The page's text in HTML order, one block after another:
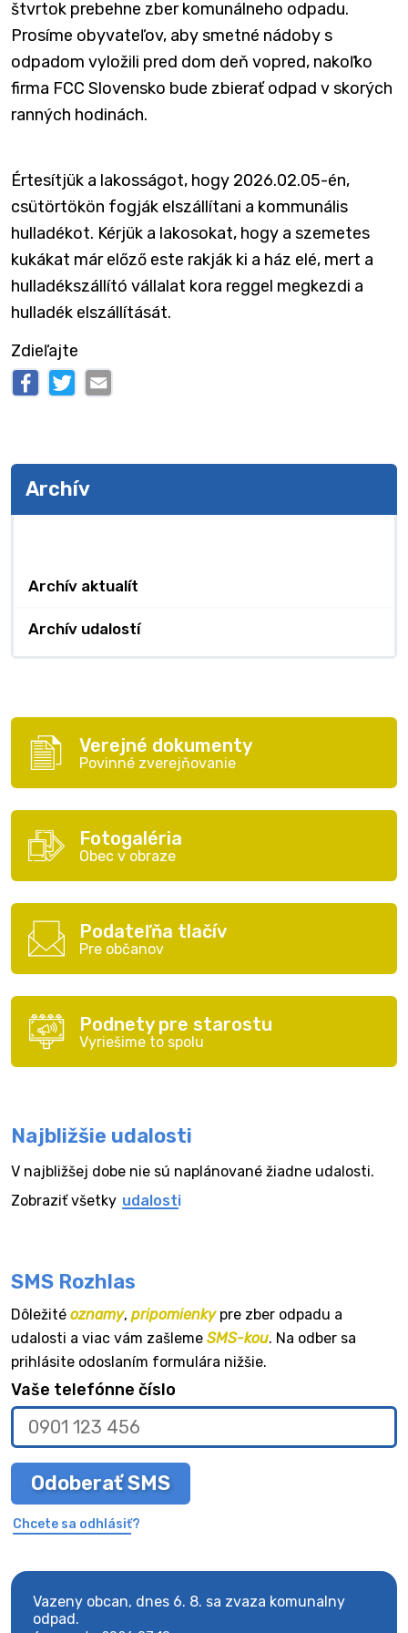
štvrtok prebehne zber komunálneho odpadu.
Prosíme obyvateľov, aby smetné nádoby s
odpadom vyložili pred dom deň vopred, nakoľko
firma FCC Slovensko bude zbierať odpad v skorých
ranných hodinách.
Értesítjük a lakosságot, hogy 2026.02.05-én,
csütörtökön fogják elszállítani a kommunális
hulladékot. Kérjük a lakosokat, hogy a szemetes
kukákat már előző este rakják ki a ház elé, mert a
hulladékszállító vállalat kora reggel megkezdi a
hulladék elszállítását.
Zdieľajte
Archív
Archív aktualít
Archív udalostí
Verejné dokumenty
Povinné zverejňovanie
Fotogaléria
Obec v obraze
Podateľňa tlačív
Pre občanov
Podnety pre starostu
Vyriešime to spolu
Najbližšie udalosti
V najbližšej dobe nie sú naplánované žiadne udalosti.
Zobraziť všetky udalosti
SMS Rozhlas
Dôležité oznamy, pripomienkypre zber odpadu a
udalosti a viac vám zašleme SMS-kou. Na odber sa
prihlásite odoslaním formulára nižšie.
Vaše telefónne číslo
Odoberať SMS
Chcete sa odhlásiť?
Vazeny obcan, dnes 6. 8. sa zvaza komunalny
odpad.